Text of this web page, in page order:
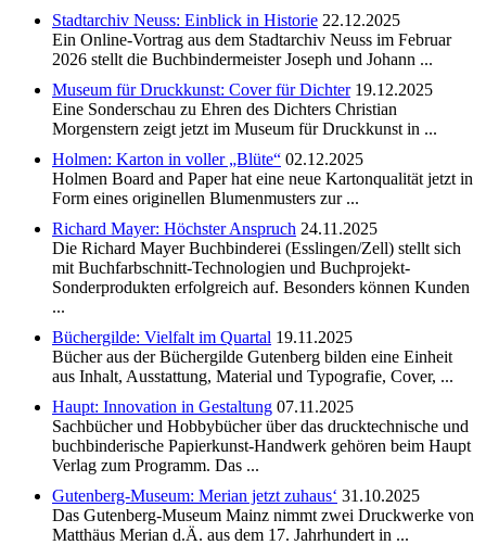
Stadtarchiv Neuss: Einblick in Historie 22.12.2025
Ein Online-Vortrag aus dem Stadtarchiv Neuss im Februar
2026 stellt die Buchbindermeister Joseph und Johann ...
Museum für Druckkunst: Cover für Dichter19.12.2025
Eine Sonderschau zu Ehren des Dichters Christian
Morgenstern zeigt jetzt im Museum für Druckkunst in ...
Holmen: Karton in voller „Blüte“ 02.12.2025
Holmen Board and Paper hat eine neue Kartonqualität jetzt in
Form eines originellen Blumenmusters zur ...
Richard Mayer: Höchster Anspruch 24.11.2025
Die Richard Mayer Buchbinderei (Esslingen/Zell) stellt sich
mit Buchfarbschnitt-Technologien und Buchprojekt-
Sonderprodukten erfolgreich auf. Besonders können Kunden
...
Büchergilde: Vielfalt im Quartal 19.11.2025
Bücher aus der Büchergilde Gutenberg bilden eine Einheit
aus Inhalt, Ausstattung, Material und Typografie, Cover, ...
Haupt: Innovation in Gestaltung 07.11.2025
Sachbücher und Hobbybücher über das drucktechnische und
buchbinderische Papierkunst-Handwerk gehören beim Haupt
Verlag zum Programm. Das ...
Gutenberg-Museum: Merian jetzt zuhaus‘ 31.10.2025
Das Gutenberg-Museum Mainz nimmt zwei Druckwerke von
Matthäus Merian d.Ä. aus dem 17. Jahrhundert in ...